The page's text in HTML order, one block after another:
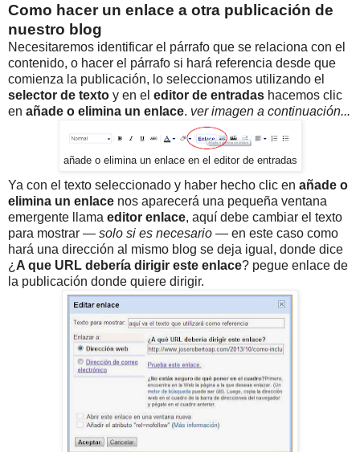
Como hacer un enlace a otra publicación de
nuestro blog
Necesitaremos identificar el párrafo que se relaciona con el
contenido, o hacer el párrafo si hará referencia desde que
comienza la publicación, lo seleccionamos utilizando el
selector de texto y en el editor de entradas hacemos clic
en añade o elimina un enlace. ver imagen a continuación...
añade o elimina un enlace en el editor de entradas
Ya con el texto seleccionado y haber hecho clic en añade o
elimina un enlace nos aparecerá una pequeña ventana
emergente llama editor enlace, aquí debe cambiar el texto
para mostrar — solo si es necesario — en este caso como
hará una dirección al mismo blog se deja igual, donde dice
¿A que URL debería dirigir este enlace? pegue enlace de
la publicación donde quiere dirigir.